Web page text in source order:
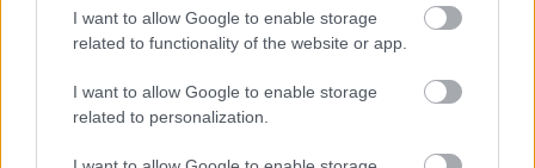
I want to allow Google to enable storage
related to functionality of the website or app.
I want to allow Google to enable storage
related to personalization.
TITC - Πρόγραμμα αγοράς ιδίων μετοχών